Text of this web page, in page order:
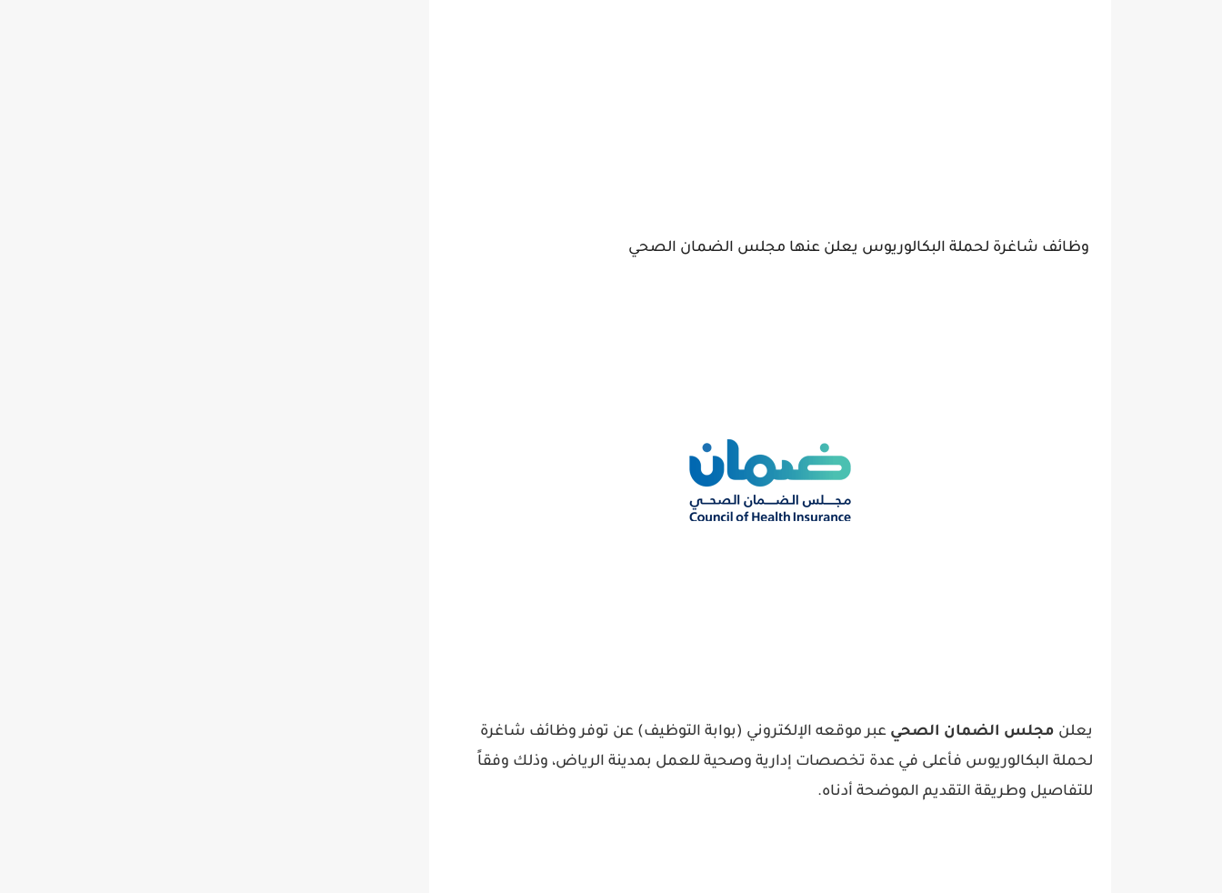
وظائف شاغرة لحملة البكالوريوس يعلن عنها مجلس الضمان الصحي
يعلن مجلس الضمان الصحي عبر موقعه الإلكتروني (بوابة التوظيف) عن توفر وظائف شاغرة
لحملة البكالوريوس فأعلى في عدة تخصصات إدارية وصحية للعمل بمدينة الرياض، وذلك وفقاً
للتفاصيل وطريقة التقديم الموضحة أدناه.